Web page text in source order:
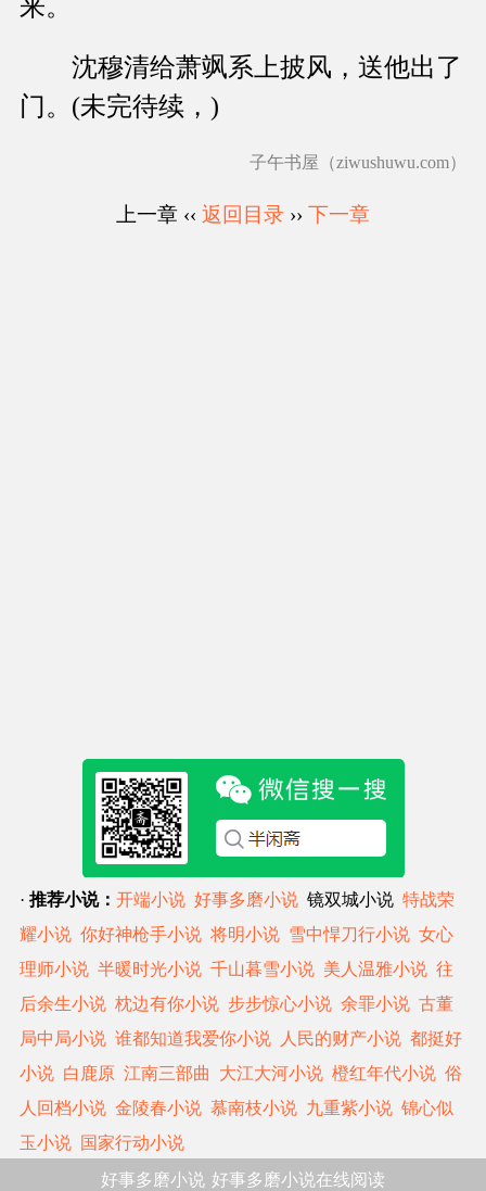
来。
沈穆清给萧飒系上披风，送他出了
门。(未完待续，)
子午书屋（ziwushuwu.com）
上一章 ‹‹ 返回目录 ›› 下一章
· 推荐小说： 开端小说 好事多磨小说 镜双城小说 特战荣
耀小说 你好神枪手小说 将明小说 雪中悍刀行小说 女心
理师小说 半暖时光小说 千山暮雪小说 美人温雅小说 往
后余生小说 枕边有你小说 步步惊心小说 余罪小说 古董
局中局小说 谁都知道我爱你小说 人民的财产小说 都挺好
小说 白鹿原 江南三部曲 大江大河小说 橙红年代小说 俗
人回档小说 金陵春小说 慕南枝小说 九重紫小说 锦心似
玉小说 国家行动小说
好事多磨小说 好事多磨小说在线阅读